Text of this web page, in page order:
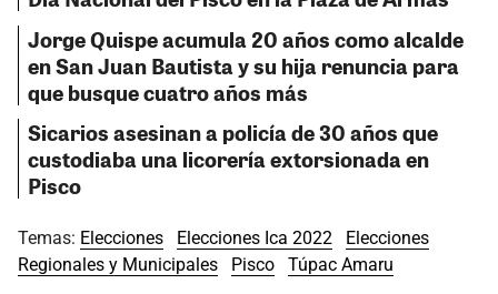
Jorge Quispe acumula 20 años como alcalde
en San Juan Bautista y su hija renuncia para
que busque cuatro años más
Sicarios asesinan a policía de 30 años que
custodiaba una licorería extorsionada en
Pisco
Temas: Elecciones Elecciones Ica 2022
Elecciones
Regionales y Municipales
Pisco Túpac Amaru